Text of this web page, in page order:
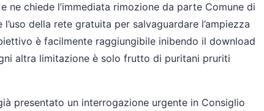
chiede l’immediata rimozione da parte Comune di
della rete gratuita per salvaguardare l’ampiezza
è facilmente raggiungibile inibendo il download
altra limitazione è solo frutto di puritani pruriti
presentato un interrogazione urgente in Consiglio